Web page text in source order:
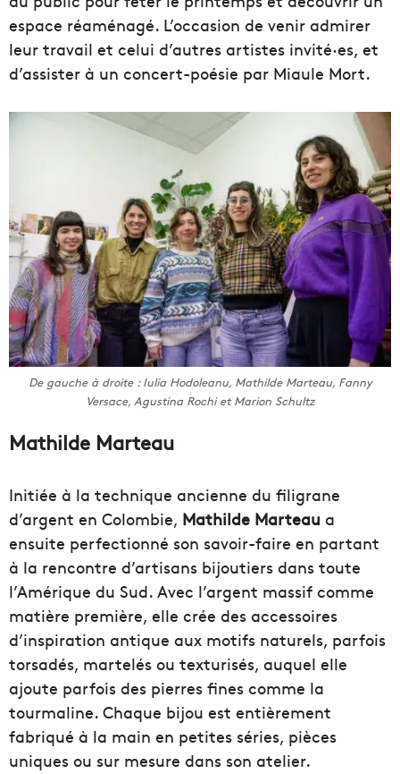
espace réaménagé. L’occasion de venir admirer
leur travail et celui d’autres artistes invité·es, et
d’assister à un concert-poésie par Miaule Mort.
De gauche à droite : Iulia Hodoleanu, Mathilde Marteau, Fanny
Versace, Agustina Rochi et Marion Schultz
Mathilde Marteau
Initiée à la technique ancienne du filigrane
d’argent en Colombie, Mathilde Marteau a
ensuite perfectionné son savoir-faire en partant
à la rencontre d’artisans bijoutiers dans toute
l’Amérique du Sud. Avec l’argent massif comme
matière première, elle crée des accessoires
d’inspiration antique aux motifs naturels, parfois
torsadés, martelés ou texturisés, auquel elle
ajoute parfois des pierres fines comme la
tourmaline. Chaque bijou est entièrement
fabriqué à la main en petites séries, pièces
uniques ou sur mesure dans son atelier.